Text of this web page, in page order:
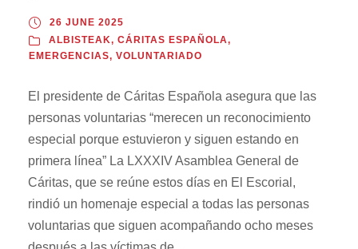
26 JUNE 2025
ALBISTEAK, CÁRITAS ESPAÑOLA,
EMERGENCIAS, VOLUNTARIADO
El presidente de Cáritas Española asegura que las
personas voluntarias “merecen un reconocimiento
especial porque estuvieron y siguen estando en
primera línea” La LXXXIV Asamblea General de
Cáritas, que se reúne estos días en El Escorial,
rindió un homenaje especial a todas las personas
voluntarias que siguen acompañando ocho meses